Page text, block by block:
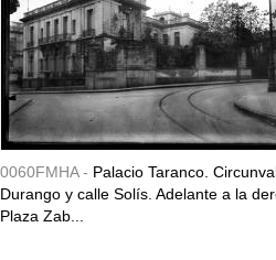
0060FMHA - Palacio Taranco.
Durango y calle Solís. Adelante a la
Plaza Zab...